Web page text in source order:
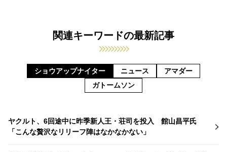
関連キーワードの最新記事
ショウアップナイター ニュース
アマダー
ガトームソン
ヤクルト、6回途中に昨季新人王・荘司を投入 館山昌平氏
「こんな贅沢なリリーフ陣はなかなかない」